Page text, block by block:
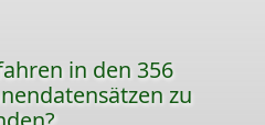
in den 356
zu